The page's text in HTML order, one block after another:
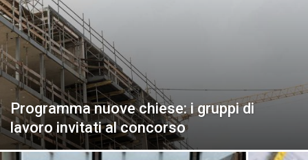
Programma nuove chiese: i gruppi di
lavoro invitati al concorso